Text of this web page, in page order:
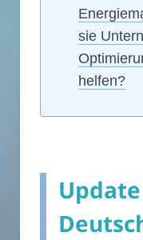
sie
helfen?